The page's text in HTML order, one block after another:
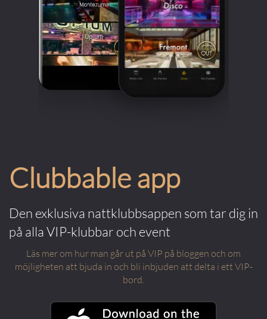
Clubbable app
Den exklusiva nattklubbsappen som tar dig in
på alla VIP-klubbar och event
Läs mer om hur man går ut på VIP på bloggen och om
möjligheten att bjuda in och bli inbjuden att delta i ett VIP-
bord.